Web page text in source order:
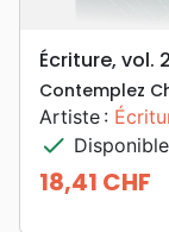
Écriture, vol.
Contemplez
Artiste :
check Disponible
Prix
18,41 CHF